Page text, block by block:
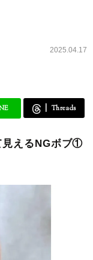
2025.04.17
Threads
見えるNGボブ①